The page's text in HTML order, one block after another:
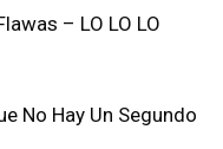
– LO LO LO
No Hay Un Segundo